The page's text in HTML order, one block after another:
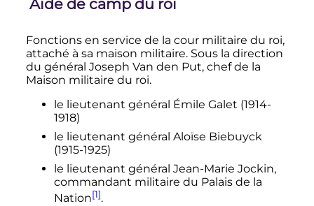
Aide de camp du roi
Fonctions en service de la cour militaire du roi,
attaché à sa maison militaire. Sous la direction
du général Joseph Van den Put, chef de la
Maison militaire du roi.
le lieutenant général Émile Galet (1914-
1918)
le lieutenant général Aloïse Biebuyck
(1915-1925)
le lieutenant général Jean-Marie Jockin,
commandant militaire du Palais de la
Nation[1].